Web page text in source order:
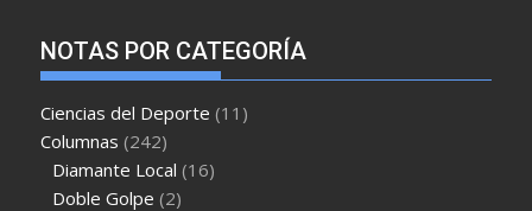
NOTAS POR CATEGORÍA
Ciencias del Deporte (11)
Columnas (242)
Diamante Local (16)
Doble Golpe (2)